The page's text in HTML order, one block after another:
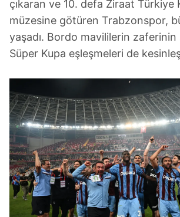
çıkaran ve 10. defa Ziraat Türkiye
müzesine götüren Trabzonspor,
yaşadı. Bordo mavililerin zaferinin
Süper Kupa eşleşmeleri de